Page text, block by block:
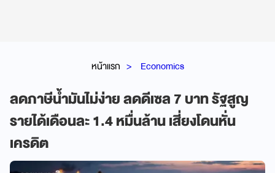
หน้าแรก Economics
ลดภาษีน้ำมันไม่ง่าย ลดดีเซล 7 บาท รัฐสูญ
รายได้เดือนละ 1.4 หมื่นล้าน เสี่ยงโดนหั่น
เครดิต